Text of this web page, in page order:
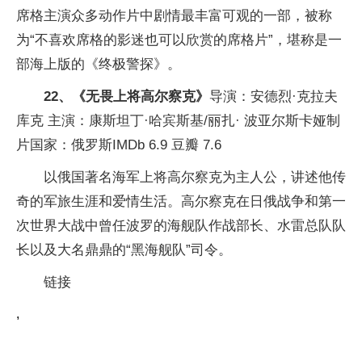
席格主演众多动作片中剧情最丰富可观的一部，被称
为“不喜欢席格的影迷也可以欣赏的席格片”，堪称是一
部海上版的《终极警探》。
22、《无畏上将高尔察克》 导演：安德烈·克拉夫
库克 主演：康斯坦丁·哈宾斯基/丽扎· 波亚尔斯卡娅制
片国家：俄罗斯IMDb 6.9 豆瓣 7.6
以俄国著名海军上将高尔察克为主人公，讲述他传
奇的军旅生涯和爱情生活。高尔察克在日俄战争和第一
次世界大战中曾任波罗的海舰队作战部长、水雷总队队
长以及大名鼎鼎的“黑海舰队”司令。
链接
,